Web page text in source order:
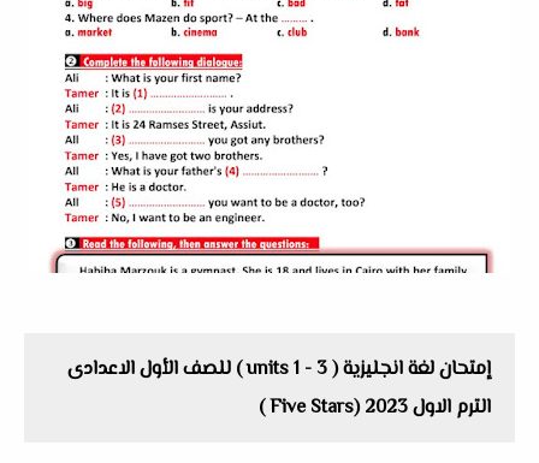
إمتحان لغة انجليزية ( units 1 - 3 ) للصف الأول الاعدادى
الترم الاول 2023 (Five Stars )